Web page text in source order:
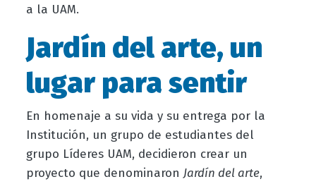
a la UAM.
Jardín del arte, un
lugar para sentir
En homenaje a su vida y su entrega por la
Institución, un grupo de estudiantes del
grupo Líderes UAM, decidieron crear un
proyecto que denominaron Jardín del arte,